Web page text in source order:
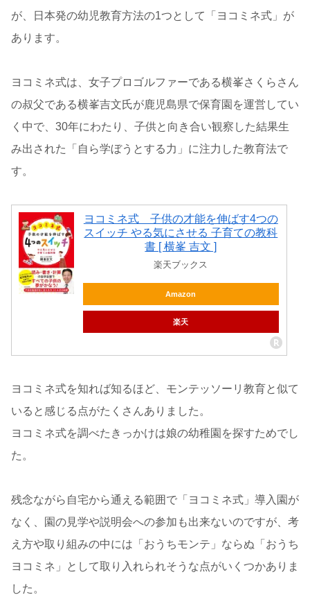
が、日本発の幼児教育方法の1つとして「ヨコミネ式」が
あります。
ヨコミネ式は、女子プロゴルファーである横峯さくらさん
の叔父である横峯吉文氏が鹿児島県で保育園を運営してい
く中で、30年にわたり、子供と向き合い観察した結果生
み出された「自ら学ぼうとする力」に注力した教育法で
す。
ヨコミネ式 子供の才能を伸ばす4つの
スイッチ やる気にさせる 子育ての教科
書 [ 横峯 吉文 ]
楽天ブックス
Amazon
楽天
ヨコミネ式を知れば知るほど、モンテッソーリ教育と似て
いると感じる点がたくさんありました。
ヨコミネ式を調べたきっかけは娘の幼稚園を探すためでし
た。
残念ながら自宅から通える範囲で「ヨコミネ式」導入園が
なく、園の見学や説明会への参加も出来ないのですが、考
え方や取り組みの中には「おうちモンテ」ならぬ「おうち
ヨコミネ」として取り入れられそうな点がいくつかありま
した。